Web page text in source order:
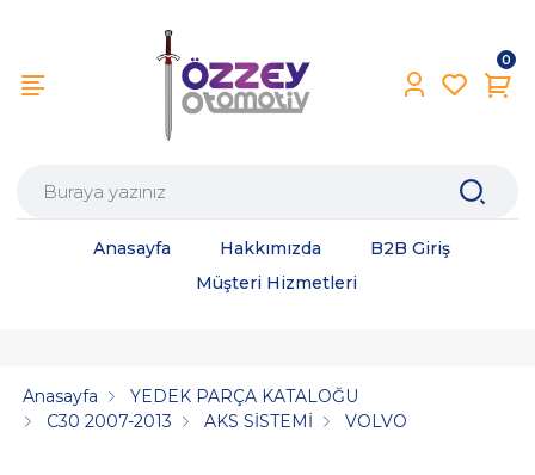
0
Anasayfa Hakkımızda
B2B Giriş
Müşteri Hizmetleri
Anasayfa
YEDEK PARÇA KATALOĞU
C30 2007-2013
AKS SİSTEMİ VOLVO